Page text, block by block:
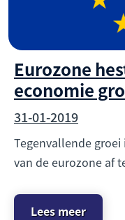
Eurozone
economie
31-01-2019
Tegenvallende
van de eurozone af
Lees meer